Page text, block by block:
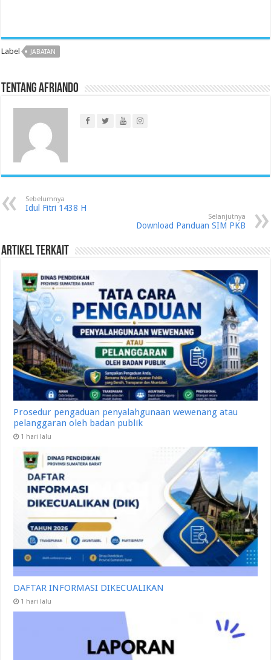
Label JABATAN
Tentang Afriando
Sebelumnya
Idul Fitri 1438 H
Selanjutnya
Download Panduan SIM PKB
Artikel Terkait
Prosedur pengaduan penyalahgunaan wewenang atau
pelanggaran oleh badan publik
1 hari lalu
DAFTAR INFORMASI DIKECUALIKAN
1 hari lalu